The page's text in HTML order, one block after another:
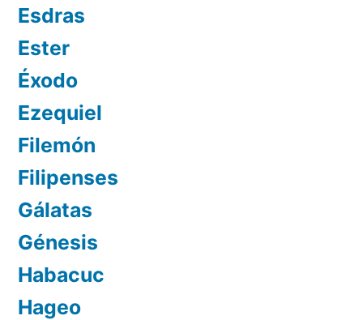
Esdras
Ester
Éxodo
Ezequiel
Filemón
Filipenses
Gálatas
Génesis
Habacuc
Hageo